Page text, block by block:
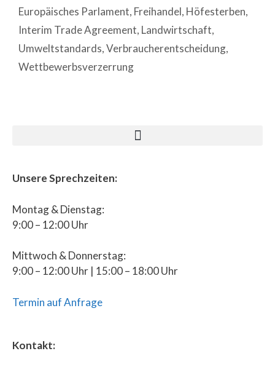
Europäisches Parlament, Freihandel, Höfesterben,
Interim Trade Agreement, Landwirtschaft,
Umweltstandards,Verbraucherentscheidung,
Wettbewerbsverzerrung
Unsere Sprechzeiten:
Montag & Dienstag:
9:00 – 12:00 Uhr
Mittwoch & Donnerstag:
9:00 – 12:00 Uhr | 15:00 – 18:00 Uhr
Termin auf Anfrage
Kontakt: